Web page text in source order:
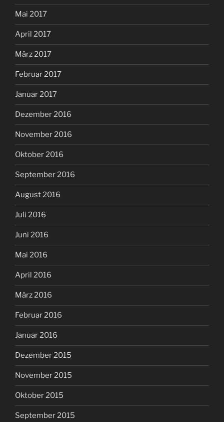
Mai 2017
April 2017
März 2017
Februar 2017
Januar 2017
Dezember 2016
November 2016
Oktober 2016
September 2016
August 2016
Juli 2016
Juni 2016
Mai 2016
April 2016
März 2016
Februar 2016
Januar 2016
Dezember 2015
November 2015
Oktober 2015
September 2015